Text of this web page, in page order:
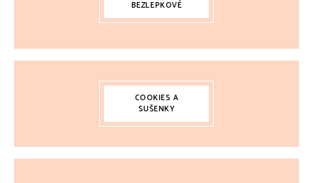
BEZLEPKOVÉ
COOKIES A
SUŠENKY